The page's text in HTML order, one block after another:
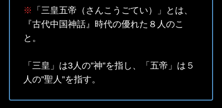
※ 「三皇五帝（さんこうごてい）」とは、
『古代中国神話』時代の優れた８人のこ
と。
「三皇」は3人の”神”を指し、「五帝」は５
人の”聖人”を指す。